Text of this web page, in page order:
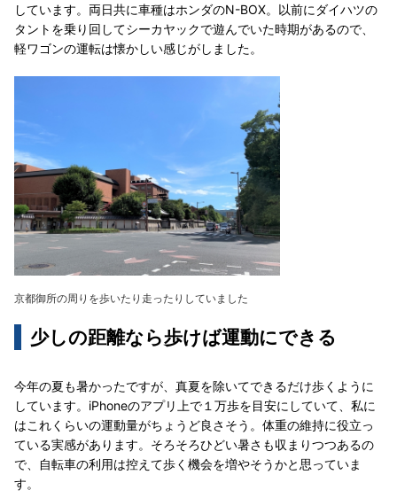
しています。両日共に車種はホンダのN-BOX。以前にダイハツの
タントを乗り回してシーカヤックで遊んでいた時期があるので、
軽ワゴンの運転は懐かしい感じがしました。
京都御所の周りを歩いたり走ったりしていました
少しの距離なら歩けば運動にできる
今年の夏も暑かったですが、真夏を除いてできるだけ歩くように
しています。iPhoneのアプリ上で１万歩を目安にしていて、私に
はこれくらいの運動量がちょうど良さそう。体重の維持に役立っ
ている実感があります。そろそろひどい暑さも収まりつつあるの
で、自転車の利用は控えて歩く機会を増やそうかと思っていま
す。